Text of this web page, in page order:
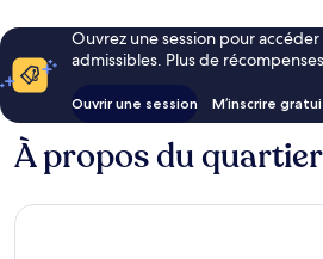
Ouvrez une session pour
admissibles. Plus de
Ouvrir une session M’inscrire
À propos du quartier